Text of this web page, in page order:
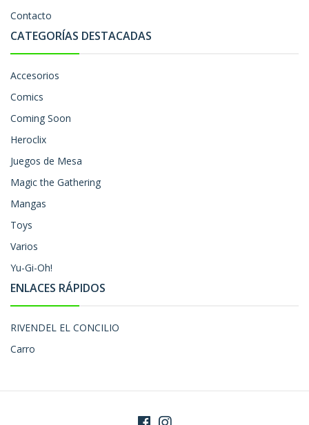
Contacto
CATEGORÍAS DESTACADAS
Accesorios
Comics
Coming Soon
Heroclix
Juegos de Mesa
Magic the Gathering
Mangas
Toys
Varios
Yu-Gi-Oh!
ENLACES RÁPIDOS
RIVENDEL EL CONCILIO
Carro